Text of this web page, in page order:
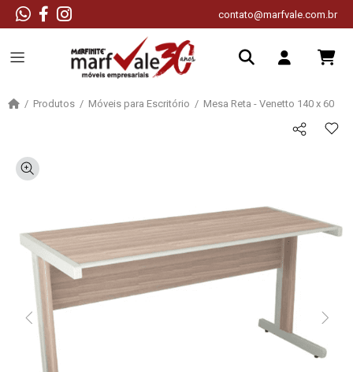
contato@marfvale.com.br
Produtos Móveis para Escritório Mesa Reta - Venetto 140 x 60